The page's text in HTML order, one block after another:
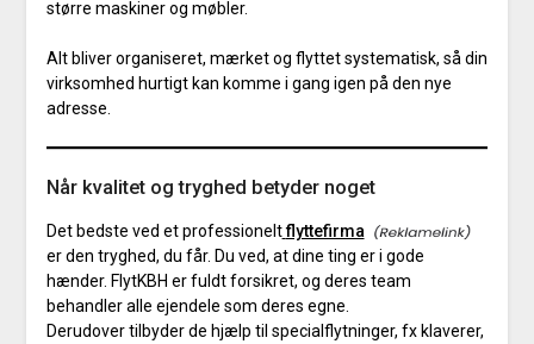
større maskiner og møbler.
Alt bliver organiseret, mærket og flyttet systematisk, så din
virksomhed hurtigt kan komme i gang igen på den nye
adresse.
Når kvalitet og tryghed betyder noget
Det bedste ved et professioneltflyttefirma
er den tryghed, du får. Du ved, at dine ting er i gode
hænder. FlytKBH er fuldt forsikret, og deres team
behandler alle ejendele som deres egne.
Derudover tilbyder de hjælp til specialflytninger, fx klaverer,